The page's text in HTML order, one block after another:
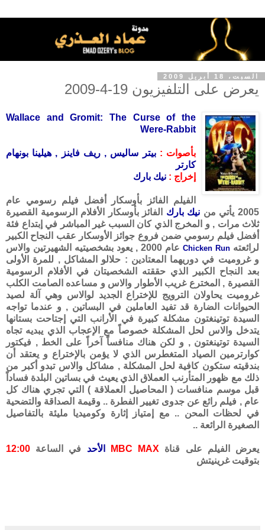
السبت، 18 أبريل 2009
يعرض على التلفيزيون 19-4-2009
Wallace and Gromit: The Curse of the
Were-Rabbit
بأصوات :بيتر ساليس , ريف فاينز , هيلينا بونهام
كارتر
إخراج : نيك بارك
الفيلم الفائز بأوسكار أفضل فيلم رسومي عام
2005 يأتي من
نيك بارك الفائز بأوسكار الأفلام الرسومية القصيرة
ثلاث مرات , و المخرج الذي كان السبب غير المباشر في إبتداع فئة
أفضل فيلم رسومي ضمن فروع جوائز الأوسكار عقب النجاح الكبير
لرائعته Chicken Run
عام 2000 , يعود بشخصيتيه الشهيرتين والاس
و غروميت في دوريهما المعتادين : حلالو المشاكل , للمرة الأولى
بعد النجاح الكبير الذي حققته الشخصيتان في الأفلام الرسومية
القصيرة , المخترع غريب الأطوار والاس و مساعده الصامت الكلب
غروميت يحاولان الترويج للإختراع الجديد لوالاس وهي آلة لصيد
الحيوانات الضارة قد تفيد العاملين في البساتين , و عندما تواجه
السيدة توتينغتون مشكلة كبيرة في الأرانب التي إجتاحت بستانها
يتدخل والاس لحل المشكلة خصوصاً مع الإعجاب الذي يبديه تجاه
السيدة توتينغتون , و لكن هناك منافساً آخراً على الخط , فيكتور
كوارترمين الصياد المتغطرس الذي لا يؤمن بالإختراع و يعتقد أن
بندقيته ستكون كافية لحل المشكلة , مشاكل والاس تبدو أكبر من
ذلك مع ظهور المتأرنب العملاق الذي يعيث في بساتين البلدة فساداً
قبل موسم منافسات ( المحاصيل العملاقة ) التي تجري هناك كل
عام , فيلم رائع عن جدوى تغيير الفطرة .. وقيمة الصداقة والتضحية
في لحظات المحن .. مع إمتياز إثارة وكوميديا مليئة بالتفاصيل
الصغيرة الرائعة ..
يعرض الفيلم على قناة MBC MAX الأحد في الساعة 12:00
بتوقيت غرينيتش